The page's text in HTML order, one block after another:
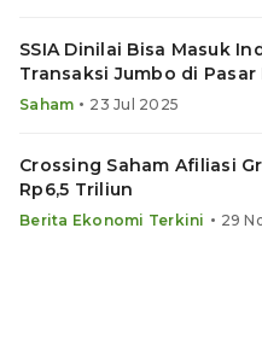
SSIA Dinilai Bisa Masuk
Transaksi Jumbo di Pasar
Rekomendasinya?
Saham • 23 Jul 2025
Crossing Saham Afiliasi
Rp6,5 Triliun
Berita Ekonomi Terkini • 29